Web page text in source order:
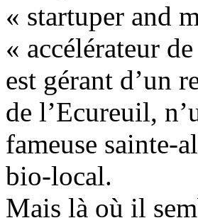
« startuper and
« accélérateur
est gérant d’un
de l’Ecureuil,
fameuse sainte-
bio-local.
Mais là où il